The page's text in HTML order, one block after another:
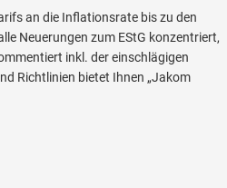
an die Inflationsrate bis zu den
Neuerungen zum EStG konzentriert,
inkl. der einschlägigen
Richtlinien bietet Ihnen „Jakom